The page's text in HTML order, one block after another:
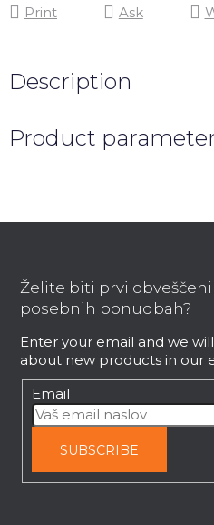
Print Ask
Description
Product
Želite biti prvi
posebnih ponudbah?
Enter your email and we
about new products in our
Email
SUBSCRIBE